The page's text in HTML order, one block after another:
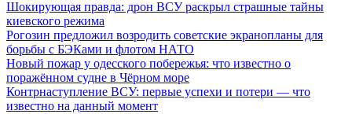
Шокирующая правда: дрон ВСУ раскрыл страшные тайны
киевского режима
Рогозин предложил возродить советские экранопланы для
борьбы с БЭКами и флотом НАТО
Новый пожар у одесского побережья: что известно о
поражённом судне в Чёрном море
Контрнаступление ВСУ: первые успехи и потери — что
известно на данный момент